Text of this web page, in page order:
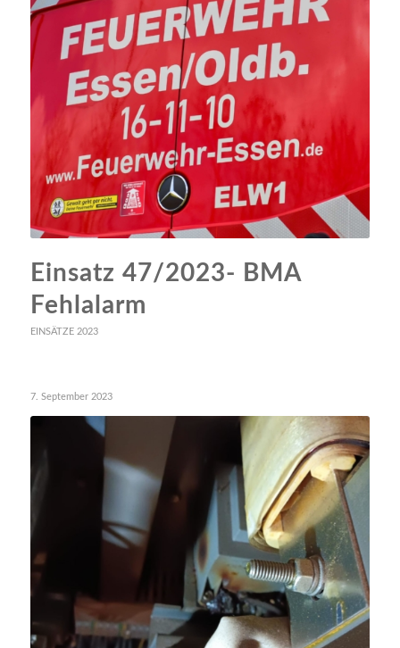
Einsatz 47/2023- BMA
Fehlalarm
EINSÄTZE 2023
7. September 2023